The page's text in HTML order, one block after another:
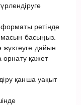
ретінде
басыңыз.
жүктеуге дайын
қажет
қанша уақыт